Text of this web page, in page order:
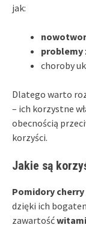
jak:
problemy
choroby
Dlatego warto
– ich korzystne
obecnością
korzyści.
Jakie są
Pomidory cherry
dzięki ich
zawartość